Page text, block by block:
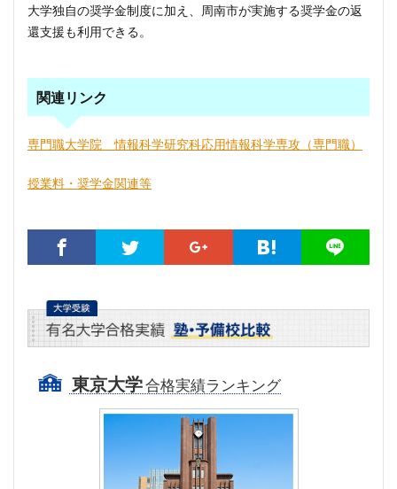
大学独自の奨学金制度に加え、周南市が実施する奨学金の返
還支援も利用できる。
関連リンク
専門職大学院 情報科学研究科応用情報科学専攻（専門職）
授業料・奨学金関連等
東京大学合格実績ランキング